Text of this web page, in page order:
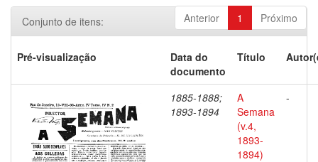
Anterior 1 Próximo
Conjunto de itens:
Pré-visualização
Data do
documento
Título
1885-1888;
1893-1894
A
Semana
(v.4,
1893-
1894)
-